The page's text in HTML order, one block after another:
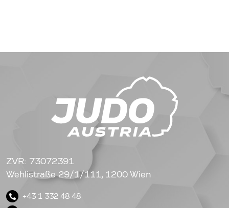
ZVR: 73072391
Wehlistraße 29/1/111, 1200 Wien
+43 1 332 48 48